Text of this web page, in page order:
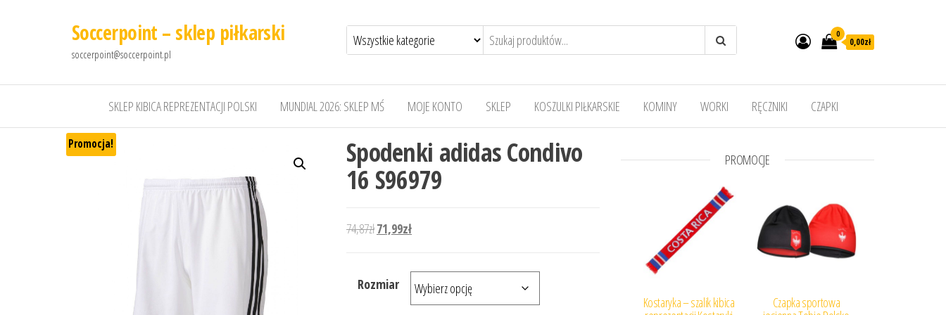
Soccerpoint – sklep piłkarski
soccerpoint@soccerpoint.pl
0
0,00zł
SKLEP KIBICA REPREZENTACJI POLSKI MUNDIAL 2026: SKLEP MŚ MOJE KONTO SKLEP KOSZULKI PIŁKARSKIE KOMINY WORKI RĘCZNIKI CZAPKI
Promocja! Spodenki adidas Condivo
16 S96979
74,87złPierwotna cena wynosiła: 74,87zł.
71,99złAktualna cena wynosi: 71,99zł.
Rozmiar
PROMOCJE
Kostaryka – szalik kibica Czapka sportowa